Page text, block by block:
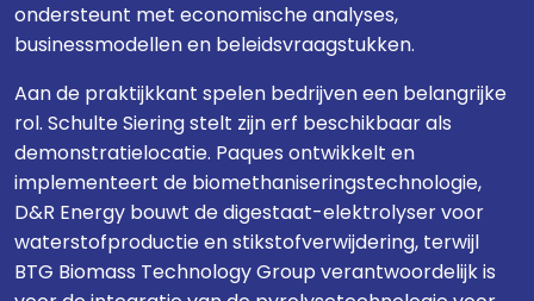
ondersteunt met economische analyses,
businessmodellen en beleidsvraagstukken.
Aan de praktijkkant spelen bedrijven een belangrijke
rol. Schulte Siering stelt zijn erf beschikbaar als
demonstratielocatie. Paques ontwikkelt en
implementeert de biomethaniseringstechnologie,
D&R Energy bouwt de digestaat-elektrolyser voor
waterstofproductie en stikstofverwijdering, terwijl
BTG Biomass Technology Group verantwoordelijk is